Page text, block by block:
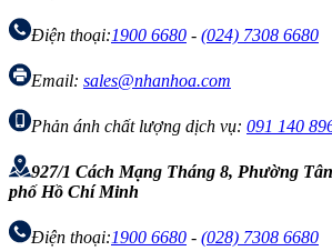
Điện thoại:1900 6680 - (024) 7308 6680
Email: sales@nhanhoa.com
Phản ánh chất lượng dịch vụ: 091 140
927/1 Cách Mạng Tháng 8, Phường
phố Hồ Chí Minh
Điện thoại:1900 6680 - (028) 7308 6680